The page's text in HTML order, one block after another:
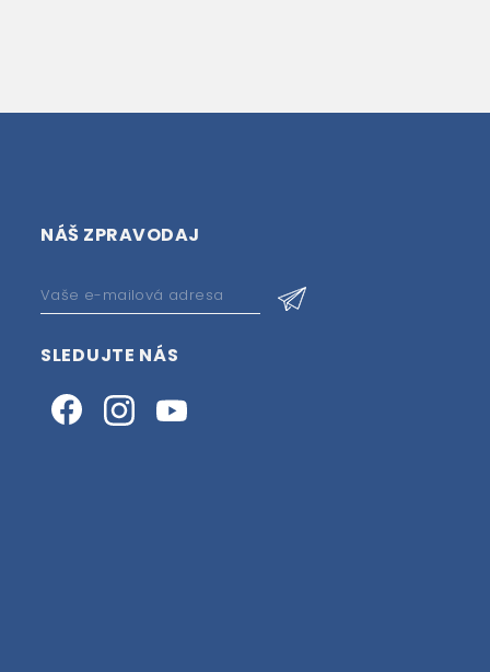
NÁŠ ZPRAVODAJ
SLEDUJTE NÁS